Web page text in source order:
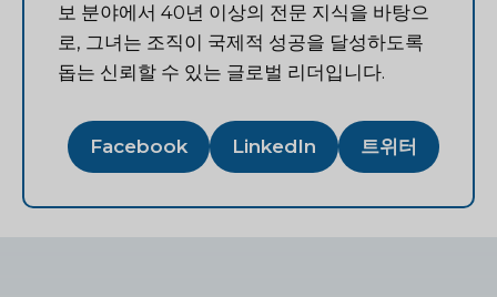
보 분야에서 40년 이상의 전문 지식을 바탕으
로, 그녀는 조직이 국제적 성공을 달성하도록
돕는 신뢰할 수 있는 글로벌 리더입니다.
Facebook LinkedIn 트위터